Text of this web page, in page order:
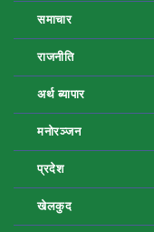
समाचार
राजनीति
अर्थ ब्यापार
मनोरञ्जन
प्रदेश
खेलकुद